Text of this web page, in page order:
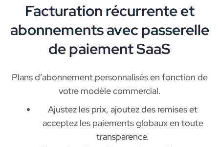
Facturation récurrente et
abonnements avec passerelle
de paiement SaaS
Plans d’abonnement personnalisés en fonction de
votre modèle commercial.
Ajustez les prix, ajoutez des remises et
acceptez les paiements globaux en toute
transparence.